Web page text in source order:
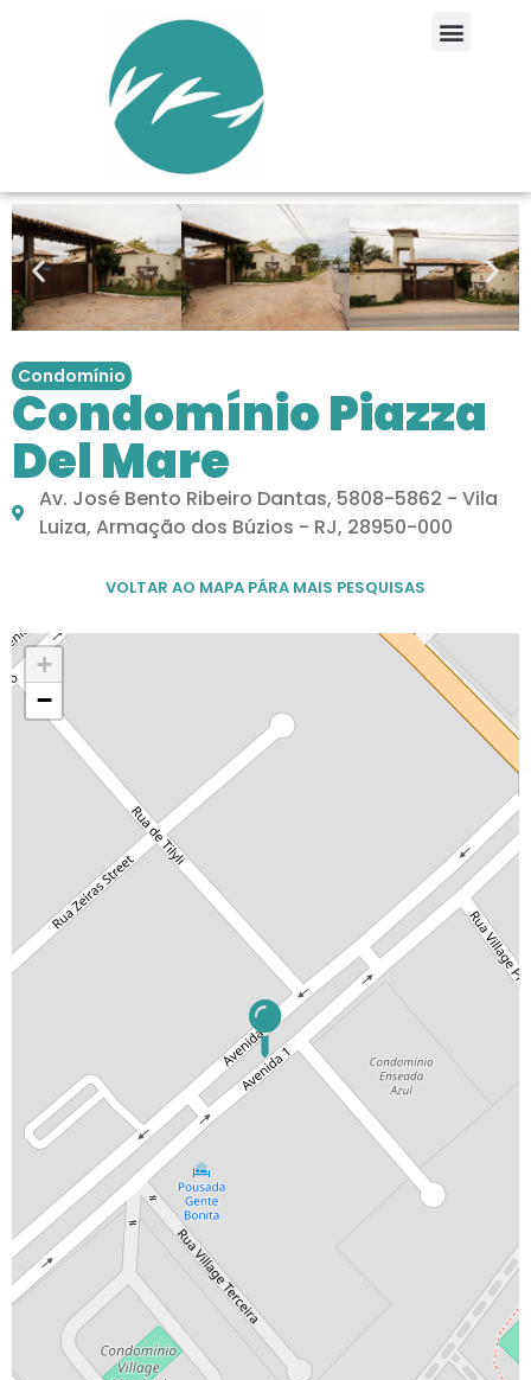
Condomínio
Condomínio Piazza
Del Mare
Av. José Bento Ribeiro Dantas, 5808-5862 - Vila
Luiza, Armação dos Búzios - RJ, 28950-000
VOLTAR AO MAPA PÁRA MAIS PESQUISAS
+
−